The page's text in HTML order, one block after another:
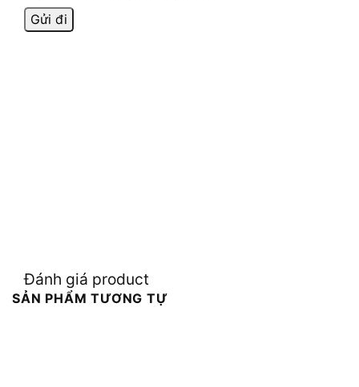
Đánh giá product
SẢN PHẨM TƯƠNG TỰ